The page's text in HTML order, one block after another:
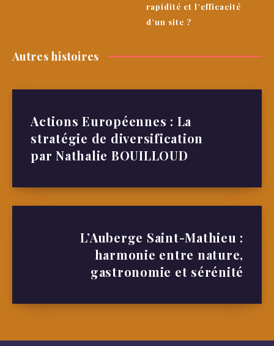
rapidité et l’efficacité
d’un site ?
Autres histoires
Actions Européennes : La
stratégie de diversification
par Nathalie BOUILLOUD
L’Auberge Saint-Mathieu :
harmonie entre nature,
gastronomie et sérénité